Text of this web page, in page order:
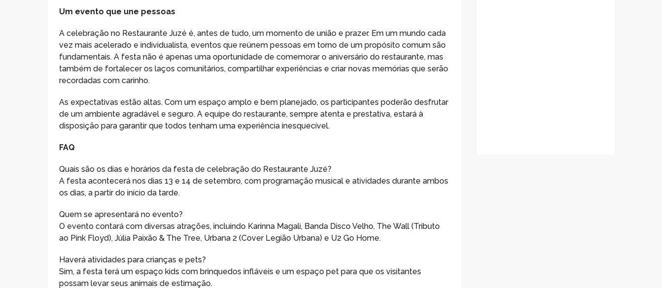
Um evento que une pessoas
A celebração no Restaurante Juzé é, antes de tudo, um momento de união e prazer. Em um mundo cada
vez mais acelerado e individualista, eventos que reúnem pessoas em torno de um propósito comum são
fundamentais. A festa não é apenas uma oportunidade de comemorar o aniversário do restaurante, mas
também de fortalecer os laços comunitários, compartilhar experiências e criar novas memórias que serão
recordadas com carinho.
As expectativas estão altas. Com um espaço amplo e bem planejado, os participantes poderão desfrutar
de um ambiente agradável e seguro. A equipe do restaurante, sempre atenta e prestativa, estará à
disposição para garantir que todos tenham uma experiência inesquecível.
FAQ
Quais são os dias e horários da festa de celebração do Restaurante Juzé?
A festa acontecerá nos dias 13 e 14 de setembro, com programação musical e atividades durante ambos
os dias, a partir do início da tarde.
Quem se apresentará no evento?
O evento contará com diversas atrações, incluindo Karinna Magali, Banda Disco Velho, The Wall (Tributo
ao Pink Floyd), Júlia Paixão & The Tree, Urbana 2 (Cover Legião Urbana) e U2 Go Home.
Haverá atividades para crianças e pets?
Sim, a festa terá um espaço kids com brinquedos infláveis e um espaço pet para que os visitantes
possam levar seus animais de estimação.